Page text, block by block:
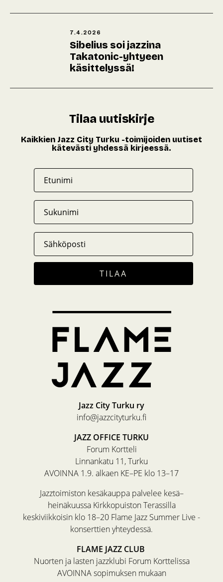
7.4.2026
Sibelius soi jazzina
Takatonic-yhtyeen
käsittelyssä!
Tilaa uutiskirje
Kaikkien Jazz City Turku -toimijoiden uutiset
kätevästi yhdessä kirjeessä.
TILAA
Jazz City Turku ry
info@jazzcityturku.fi
JAZZ OFFICE TURKU
Forum Kortteli
Linnankatu 11, Turku
AVOINNA 1.9. alkaen KE–PE klo 13–17
Jazztoimiston kesäkauppa palvelee kesä–
heinäkuussa Kirkkopuiston Terassilla
keskiviikkoisin klo 18–20 Flame Jazz Summer Live -
konserttien yhteydessä.
FLAME JAZZ CLUB
Nuorten ja lasten jazzklubi Forum Korttelissa
AVOINNA sopimuksen mukaan